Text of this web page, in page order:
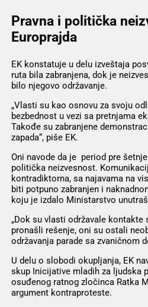
Pravna i politička
Europrajda
EK konstatuje u delu izveštaja
ruta bila zabranjena, dok je
bilo njegovo održavanje.
„Vlasti su kao osnovu za svoju
bezbednost u vezi sa pretnjama
Takođe su zabranjene
zapada“, piše EK.
Oni navode da je period pre
politička neizvesnost.
kontradiktorna, sa najavama na
biti potpuno zabranjen i
koju je izdalo Ministarstvo
„Dok su vlasti održavale
pronašli rešenje, oni su ostali
održavanja parade sa zvaničnom
U delu o slobodi okupljanja, EK
skup Inicijative mladih za ljudska
osuđenog ratnog zločinca Ratka
argument kontraproteste.